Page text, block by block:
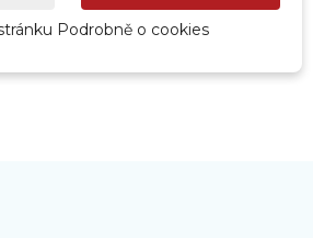
Podrobně o cookies